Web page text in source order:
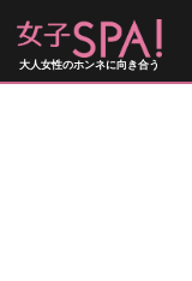
大人女性のホンネに向き合う